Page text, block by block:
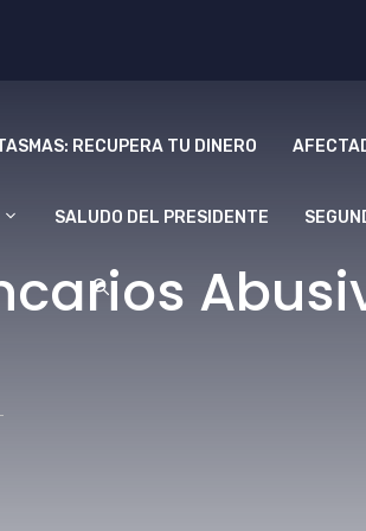
RECUPERA TU DINERO
SALUDO DEL PRESIDENTE